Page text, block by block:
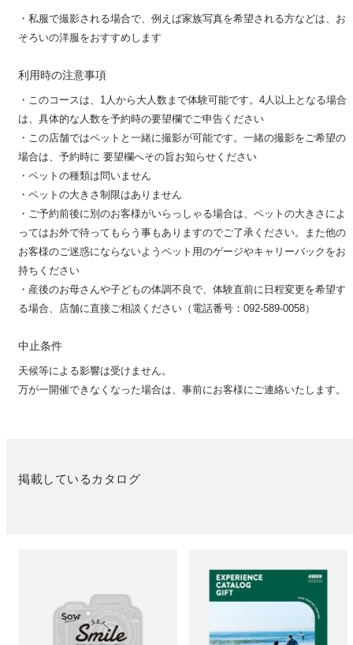
・私服で撮影される場合で、例えば家族写真を希望される方などは、お
そろいの洋服をおすすめします
利用時の注意事項
・このコースは、1人から大人数まで体験可能です。4人以上となる場合
は、具体的な人数を予約時の要望欄でご申告ください
・この店舗ではペットと一緒に撮影が可能です。一緒の撮影をご希望の
場合は、予約時に 要望欄へその旨お知らせください
・ペットの種類は問いません
・ペットの大きさ制限はありません
・ご予約前後に別のお客様がいらっしゃる場合は、ペットの大きさによ
ってはお外で待ってもらう事もありますのでご了承ください。また他の
お客様のご迷惑にならないようペット用のゲージやキャリーバックをお
持ちください
・産後のお母さんや子どもの体調不良で、体験直前に日程変更を希望す
る場合、店舗に直接ご相談ください（電話番号：092-589-0058）
中止条件
天候等による影響は受けません。
万が一開催できなくなった場合は、事前にお客様にご連絡いたします。
掲載しているカタログ